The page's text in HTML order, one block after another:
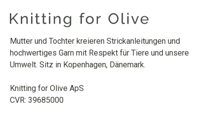
Mutter und Tochter kreieren Strickanleitungen und
hochwertiges Garn mit Respekt für Tiere und unsere
Umwelt. Sitz in Kopenhagen, Dänemark.
Knitting for Olive ApS
CVR: 39685000